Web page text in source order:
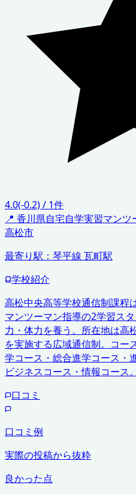
4.0(-0.2)/ 1件
📍 香川県自宅自学実習マンツ
高松市
最寄り駅： 琴平線 瓦町駅
学校紹介
高松中央高等学校通信制課程
マンツーマン指導の2学習ス
力・体力を養う。所在地は高
を実施する広域通信制。コー
学コース・総合進学コース・
ビジネスコース・情報コース。
口コミ
口コミ例
実際の投稿から抜粋
良かった点